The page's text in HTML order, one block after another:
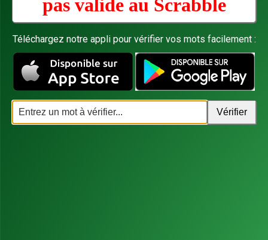
pas valide au Scrabble
Téléchargez notre appli pour vérifier vos mots facilement :